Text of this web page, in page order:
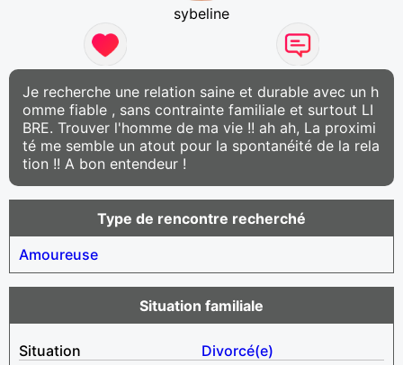
sybeline
Je recherche une relation saine et durable avec un h
omme fiable , sans contrainte familiale et surtout LI
BRE. Trouver l'homme de ma vie !! ah ah, La proximi
té me semble un atout pour la spontanéité de la rela
tion !! A bon entendeur !
Type de rencontre recherché
Amoureuse
Situation familiale
Situation
Divorcé(e)